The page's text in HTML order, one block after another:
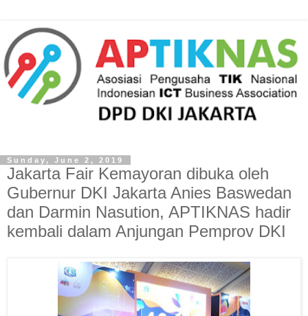
Sunday, June 2, 2019
Jakarta Fair Kemayoran dibuka oleh
Gubernur DKI Jakarta Anies Baswedan
dan Darmin Nasution, APTIKNAS hadir
kembali dalam Anjungan Pemprov DKI